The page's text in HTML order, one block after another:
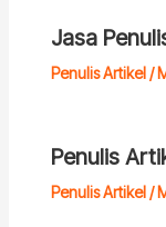
Jasa
Penulis Artikel/
Penulis
Penulis Artikel/